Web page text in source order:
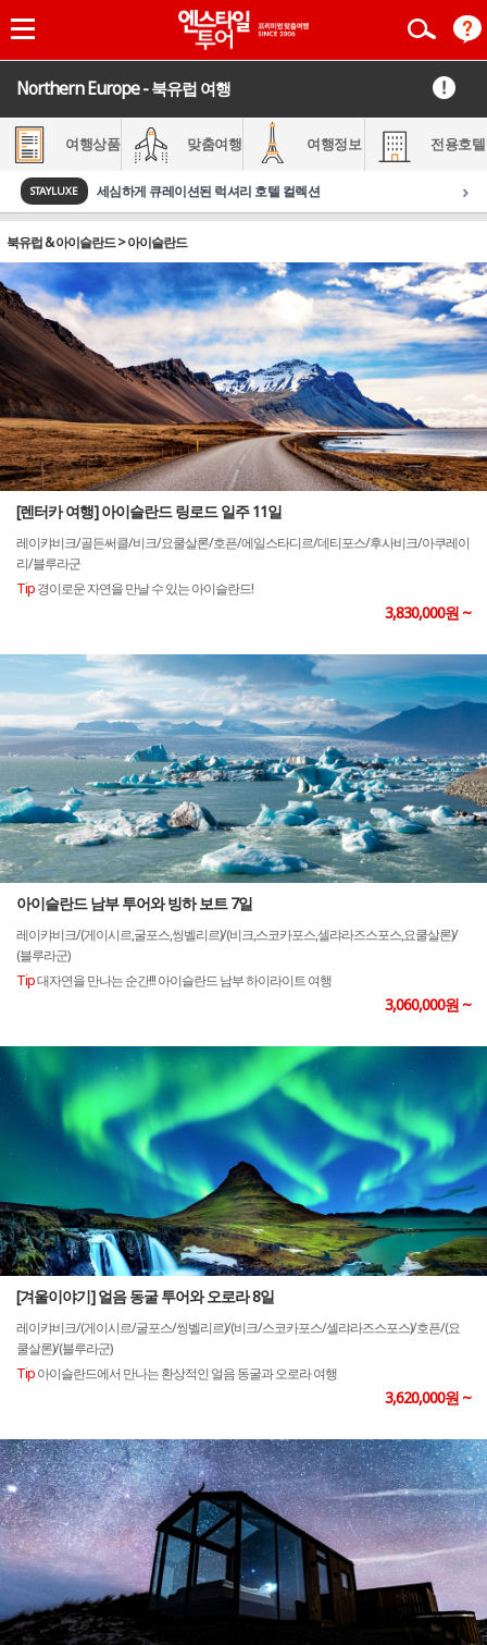
Northern Europe - 북유럽 여행
여행상품 맞춤여행 여행정보 전용호텔
STAYLUXE 세심하게 큐레이션된 럭셔리 호텔 컬렉션 ›
북유럽 & 아이슬란드 > 아이슬란드
[렌터카 여행] 아이슬란드 링로드 일주 11일
레이캬비크/골든써클/비크/요쿨살론/호픈/에일스타디르/데티포스/후사비크/아쿠레이
리/블루라군
Tip경이로운 자연을 만날 수 있는 아이슬란드!
3,830,000원 ~
아이슬란드 남부 투어와 빙하 보트 7일
레이캬비크/(게이시르,굴포스,씽벨리르)/(비크,스코카포스,셀랴라즈스포스,요쿨살론)/
(블루라군)
Tip대자연을 만나는 순간!!! 아이슬란드 남부 하이라이트 여행
3,060,000원 ~
[겨울이야기] 얼음 동굴 투어와 오로라 8일
레이캬비크/(게이시르/굴포스/씽벨리르)/(비크/스코카포스/셀랴라즈스포스)/호픈/(요
쿨살론)/(블루라군)
Tip아이슬란드에서 만나는 환상적인 얼음 동굴과 오로라 여행
3,620,000원 ~